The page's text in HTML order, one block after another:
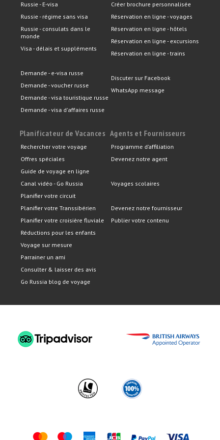
Russie - E-visa
Russie - régime sans visa
Russie - consulats dans le
monde
Visa - délais et suppléments
Demande - e-visa russe
Demande - voucher russe
Demande - visa touristique russe
Demande - visa d'affaires russe
Créer brochure personnalisée
Réservation en ligne - voyages
Réservation en ligne - hôtels
Réservation en ligne - excursions
Réservation en ligne - trains
Discuter sur Facebook
WhatsApp message
Planificateur de Vacances
Rechercher votre voyage
Offres spéciales
Guide de voyage en ligne
Canal vidéo - Go Russia
Planifier votre circuit
Planifier votre Transsibérien
Planifier votre croisière fluviale
Réductions pour les enfants
Voyage sur mesure
Parrainer un ami
Consulter & laisser des avis
Go Russia blog de voyage
Agents et Fournisseurs
Programme d’affiliation
Devenez notre agent
Voyages scolaires
Devenez notre fournisseur
Publier votre contenu